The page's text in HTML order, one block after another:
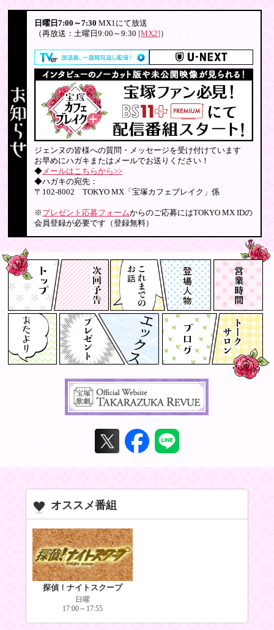
日曜日7:00～7:30 MX1にて放送
（再放送：土曜日9:00～9:30 [MX2]）
ジェンヌの皆様への質問・メッセージを受け付けています
お早めにハガキまたはメールでお送りください！
◆ メールはこちらから>>
◆ハガキの宛先：
〒102-8002 TOKYO MX「宝塚カフェブレイク」係
※ プレゼント応募フォームからのご応募にはTOKYO MX IDの
会員登録が必要です（登録無料）
オススメ番組
探偵！ナイトスクープ
日曜
17:00～17:55